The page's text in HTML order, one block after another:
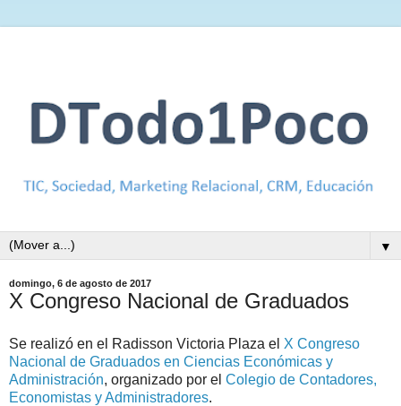
▼
domingo, 6 de agosto de 2017
X Congreso Nacional de Graduados
Se realizó en el Radisson Victoria Plaza el X Congreso
Nacional de Graduados en Ciencias Económicas y
Administración, organizado por el Colegio de Contadores,
Economistas y Administradores.